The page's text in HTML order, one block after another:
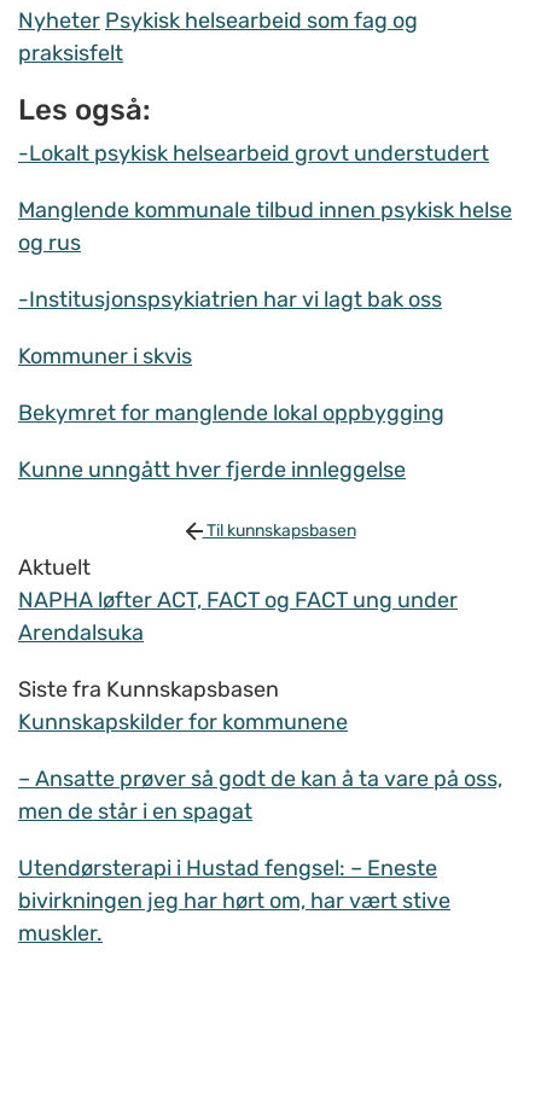
Nyheter Psykisk helsearbeid som fag og
praksisfelt
Les også:
-Lokalt psykisk helsearbeid grovt understudert
Manglende kommunale tilbud innen psykisk helse
og rus
-Institusjonspsykiatrien har vi lagt bak oss
Kommuner i skvis
Bekymret for manglende lokal oppbygging
Kunne unngått hver fjerde innleggelse
Til kunnskapsbasen
Aktuelt
NAPHA løfter ACT, FACT og FACT ung under
Arendalsuka
Siste fra Kunnskapsbasen
Kunnskapskilder for kommunene
– Ansatte prøver så godt de kan å ta vare på oss,
men de står i en spagat
Utendørsterapi i Hustad fengsel: – Eneste
bivirkningen jeg har hørt om, har vært stive
muskler.